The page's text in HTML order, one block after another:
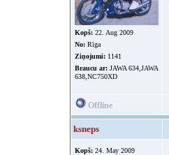
Kopš: 22. Aug 2009
No: Rīga
Ziņojumi: 1141
Braucu ar: JAWA 634,JAWA
638,NC750XD
Offline
ksneps
Kopš: 24. May 2009